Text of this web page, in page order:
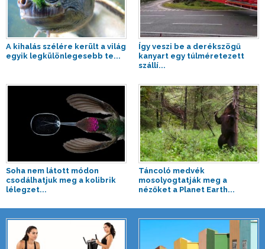
A kihalás szélére került a világ
egyik legkülönlegesebb te...
Így veszi be a derékszögű
kanyart egy túlméretezett
szállí...
Soha nem látott módon
csodálhatjuk meg a kolibrik
lélegzet...
Táncoló medvék
mosolyogtatják meg a
nézőket a Planet Earth...